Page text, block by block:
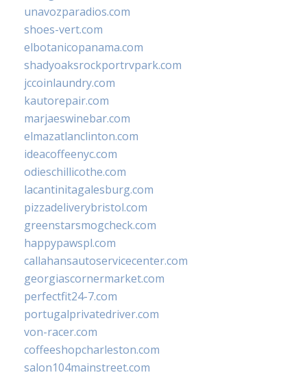
unavozparadios.com
shoes-vert.com
elbotanicopanama.com
shadyoaksrockportrvpark.com
jccoinlaundry.com
kautorepair.com
marjaeswinebar.com
elmazatlanclinton.com
ideacoffeenyc.com
odieschillicothe.com
lacantinitagalesburg.com
pizzadeliverybristol.com
greenstarsmogcheck.com
happypawspl.com
callahansautoservicecenter.com
georgiascornermarket.com
perfectfit24-7.com
portugalprivatedriver.com
von-racer.com
coffeeshopcharleston.com
salon104mainstreet.com